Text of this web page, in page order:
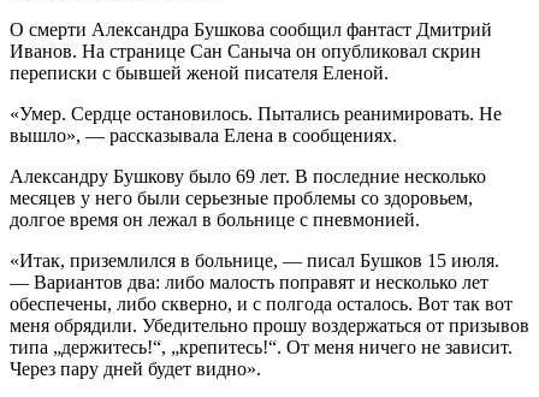
О смерти Александра Бушкова сообщил фантаст Дмитрий
Иванов. На странице Сан Саныча он опубликовал скрин
переписки с бывшей женой писателя Еленой.
«Умер. Сердце остановилось. Пытались реанимировать. Не
вышло», — рассказывала Елена в сообщениях.
Александру Бушкову было 69 лет. В последние несколько
месяцев у него были серьезные проблемы со здоровьем,
долгое время он лежал в больнице с пневмонией.
«Итак, приземлился в больнице, — писал Бушков 15 июля.
— Вариантов два: либо малость поправят и несколько лет
обеспечены, либо скверно, и с полгода осталось. Вот так вот
меня обрядили. Убедительно прошу воздержаться от призывов
типа „держитесь!“, „крепитесь!“. От меня ничего не зависит.
Через пару дней будет видно».